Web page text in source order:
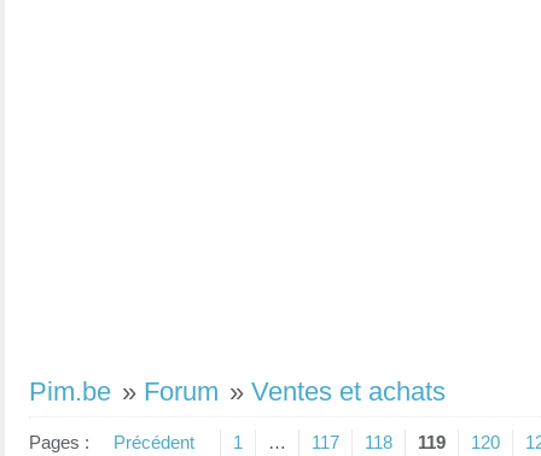
Pim.be » Forum » Ventes et achats
Pages : Précédent 1 … 117 118 119 120